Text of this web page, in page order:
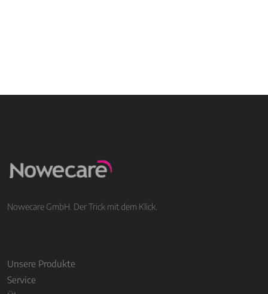
Nowecare GmbH. Der Trick mit dem Klick.
Unsere Produkte
Service